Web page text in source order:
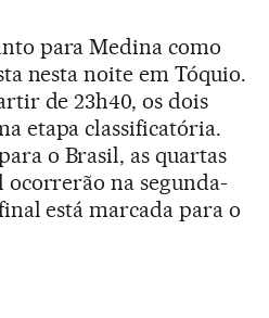
para Medina como
nesta noite em Tóquio.
de 23h40, os dois
etapa classificatória.
o Brasil, as quartas
na segunda-
está marcada para o